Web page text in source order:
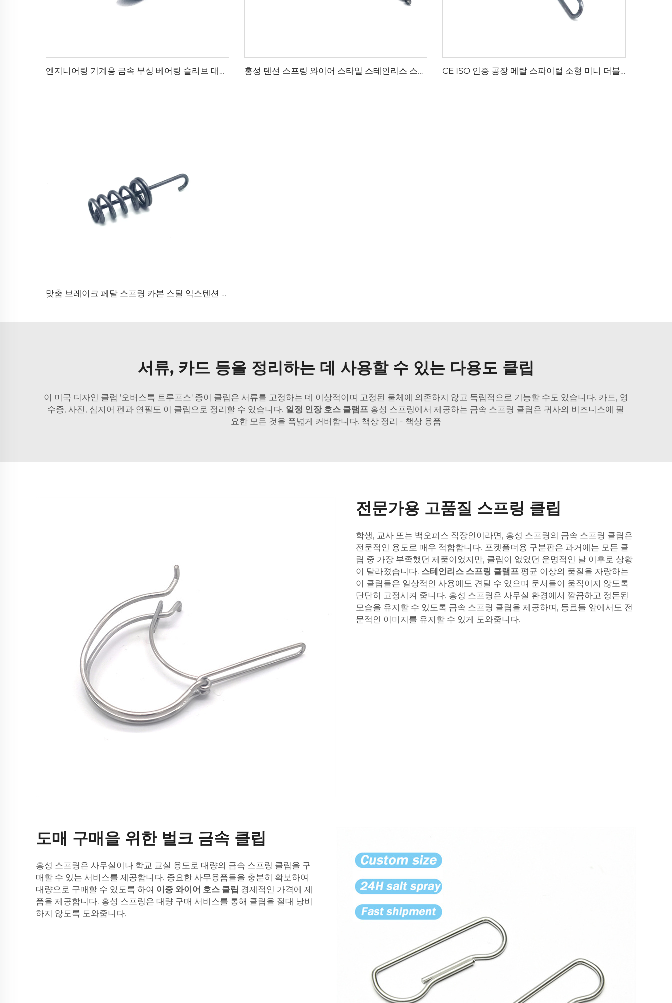
엔지니어링 기계용 금속 부싱 베어링 슬리브 대량 판매 홍성 텐션 스프링 와이어 스타일 스테인리스 스틸 스프링 제작 CE ISO 인증 공장 메탈 스파이럴 소형 미니 더블 후크 익스텐션 스프링
맞춤 브레이크 페달 스프링 카본 스틸 익스텐션 리턴 스프링
서류, 카드 등을 정리하는 데 사용할 수 있는 다용도 클립
이 미국 디자인 클럽 '오버스톡 트루프스' 종이 클립은 서류를 고정하는 데 이상적이며 고정된 물체에 의존하지 않고 독립적으로 기능할 수도 있습니다. 카드, 영
수증, 사진, 심지어 펜과 연필도 이 클립으로 정리할 수 있습니다. 일정 인장 호스 클램프 홍성 스프링에서 제공하는 금속 스프링 클립은 귀사의 비즈니스에 필
요한 모든 것을 폭넓게 커버합니다. 책상 정리 - 책상 용품
전문가용 고품질 스프링 클립
학생, 교사 또는 백오피스 직장인이라면, 홍성 스프링의 금속 스프링 클립은
전문적인 용도로 매우 적합합니다. 포켓폴더용 구분판은 과거에는 모든 클
립 중 가장 부족했던 제품이었지만, 클립이 없었던 운명적인 날 이후로 상황
이 달라졌습니다. 스테인리스 스프링 클램프 평균 이상의 품질을 자랑하는
이 클립들은 일상적인 사용에도 견딜 수 있으며 문서들이 움직이지 않도록
단단히 고정시켜 줍니다. 홍성 스프링은 사무실 환경에서 깔끔하고 정돈된
모습을 유지할 수 있도록 금속 스프링 클립을 제공하며, 동료들 앞에서도 전
문적인 이미지를 유지할 수 있게 도와줍니다.
도매 구매을 위한 벌크 금속 클립
홍성 스프링은 사무실이나 학교 교실 용도로 대량의 금속 스프링 클립을 구
매할 수 있는 서비스를 제공합니다. 중요한 사무용품들을 충분히 확보하여
대량으로 구매할 수 있도록 하여 이중 와이어 호스 클립 경제적인 가격에 제
품을 제공합니다. 홍성 스프링은 대량 구매 서비스를 통해 클립을 절대 낭비
하지 않도록 도와줍니다.